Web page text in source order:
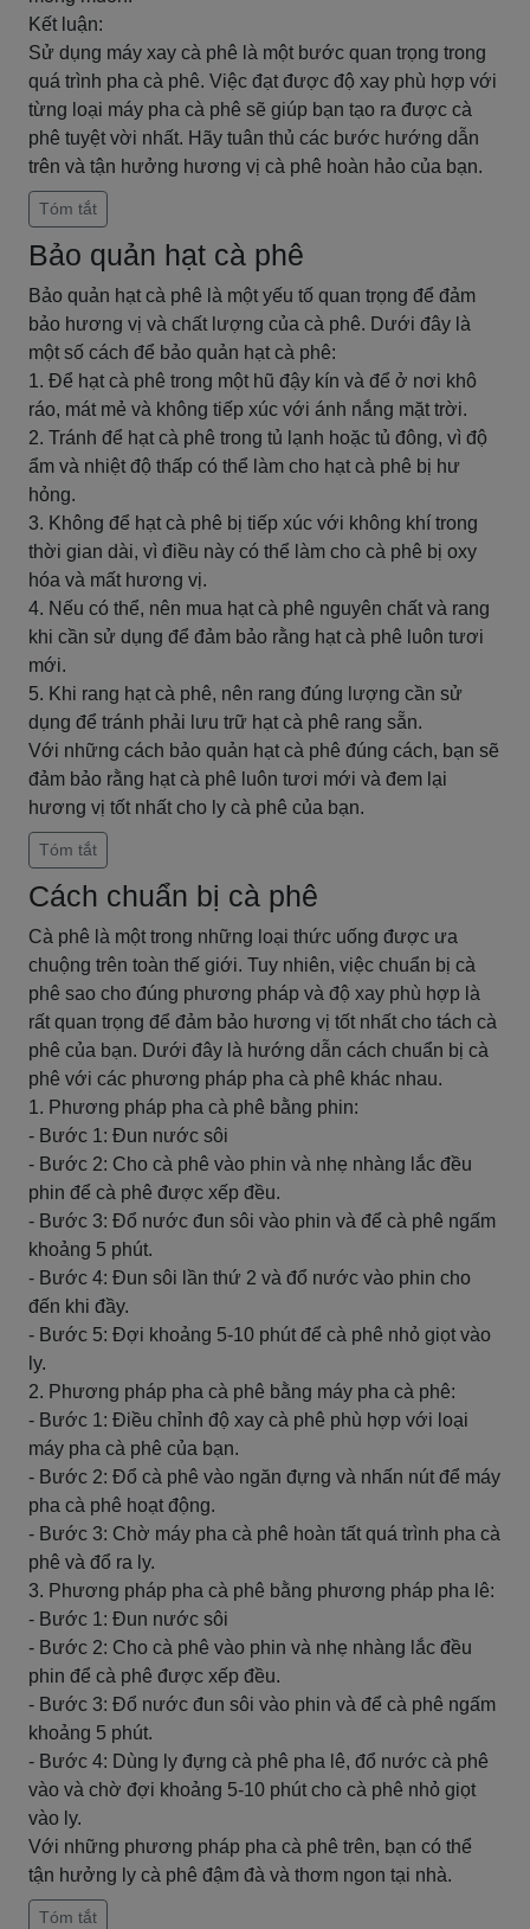
Kết luận:
Sử dụng máy xay cà phê là một bước quan trọng trong
quá trình pha cà phê. Việc đạt được độ xay phù hợp với
từng loại máy pha cà phê sẽ giúp bạn tạo ra được cà
phê tuyệt vời nhất. Hãy tuân thủ các bước hướng dẫn
trên và tận hưởng hương vị cà phê hoàn hảo của bạn.
Tóm tắt
Bảo quản hạt cà phê
Bảo quản hạt cà phê là một yếu tố quan trọng để đảm
bảo hương vị và chất lượng của cà phê. Dưới đây là
một số cách để bảo quản hạt cà phê:
1. Để hạt cà phê trong một hũ đậy kín và để ở nơi khô
ráo, mát mẻ và không tiếp xúc với ánh nắng mặt trời.
2. Tránh để hạt cà phê trong tủ lạnh hoặc tủ đông, vì độ
ẩm và nhiệt độ thấp có thể làm cho hạt cà phê bị hư
hỏng.
3. Không để hạt cà phê bị tiếp xúc với không khí trong
thời gian dài, vì điều này có thể làm cho cà phê bị oxy
hóa và mất hương vị.
4. Nếu có thể, nên mua hạt cà phê nguyên chất và rang
khi cần sử dụng để đảm bảo rằng hạt cà phê luôn tươi
mới.
5. Khi rang hạt cà phê, nên rang đúng lượng cần sử
dụng để tránh phải lưu trữ hạt cà phê rang sẵn.
Với những cách bảo quản hạt cà phê đúng cách, bạn sẽ
đảm bảo rằng hạt cà phê luôn tươi mới và đem lại
hương vị tốt nhất cho ly cà phê của bạn.
Tóm tắt
Cách chuẩn bị cà phê
Cà phê là một trong những loại thức uống được ưa
chuộng trên toàn thế giới. Tuy nhiên, việc chuẩn bị cà
phê sao cho đúng phương pháp và độ xay phù hợp là
rất quan trọng để đảm bảo hương vị tốt nhất cho tách cà
phê của bạn. Dưới đây là hướng dẫn cách chuẩn bị cà
phê với các phương pháp pha cà phê khác nhau.
1. Phương pháp pha cà phê bằng phin:
- Bước 1: Đun nước sôi
- Bước 2: Cho cà phê vào phin và nhẹ nhàng lắc đều
phin để cà phê được xếp đều.
- Bước 3: Đổ nước đun sôi vào phin và để cà phê ngấm
khoảng 5 phút.
- Bước 4: Đun sôi lần thứ 2 và đổ nước vào phin cho
đến khi đầy.
- Bước 5: Đợi khoảng 5-10 phút để cà phê nhỏ giọt vào
ly.
2. Phương pháp pha cà phê bằng máy pha cà phê:
- Bước 1: Điều chỉnh độ xay cà phê phù hợp với loại
máy pha cà phê của bạn.
- Bước 2: Đổ cà phê vào ngăn đựng và nhấn nút để máy
pha cà phê hoạt động.
- Bước 3: Chờ máy pha cà phê hoàn tất quá trình pha cà
phê và đổ ra ly.
3. Phương pháp pha cà phê bằng phương pháp pha lê:
- Bước 1: Đun nước sôi
- Bước 2: Cho cà phê vào phin và nhẹ nhàng lắc đều
phin để cà phê được xếp đều.
- Bước 3: Đổ nước đun sôi vào phin và để cà phê ngấm
khoảng 5 phút.
- Bước 4: Dùng ly đựng cà phê pha lê, đổ nước cà phê
vào và chờ đợi khoảng 5-10 phút cho cà phê nhỏ giọt
vào ly.
Với những phương pháp pha cà phê trên, bạn có thể
tận hưởng ly cà phê đậm đà và thơm ngon tại nhà.
Tóm tắt